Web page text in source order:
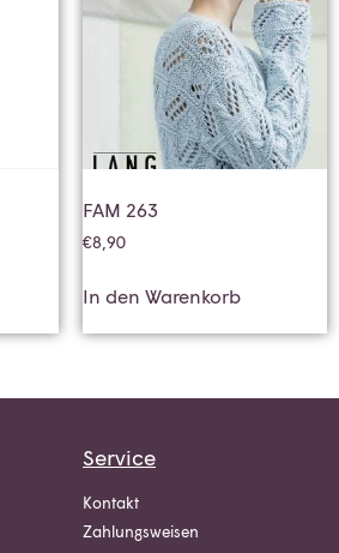
FAM 263
€8,90
In den Warenkorb
Service
Kontakt
Zahlungsweisen